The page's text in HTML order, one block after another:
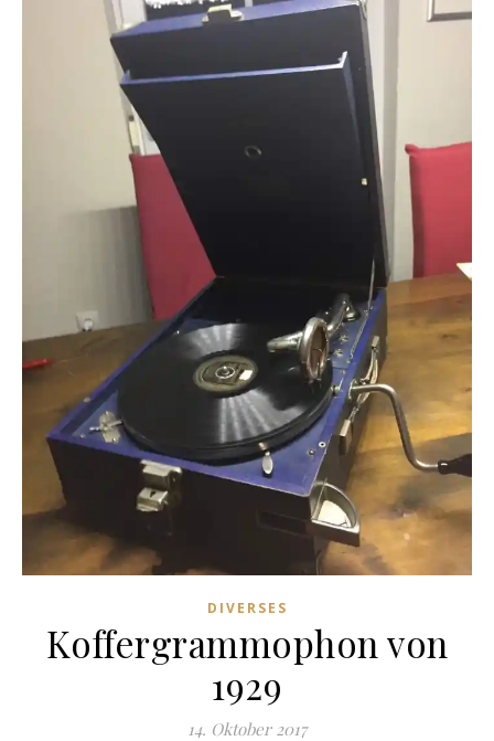
DIVERSES
Koffergrammophon von
1929
14. Oktober 2017